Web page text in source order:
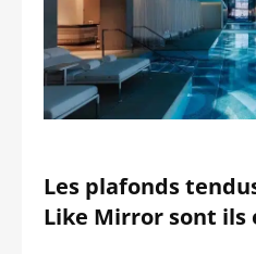
Les plafonds
Like Mirror sont ils